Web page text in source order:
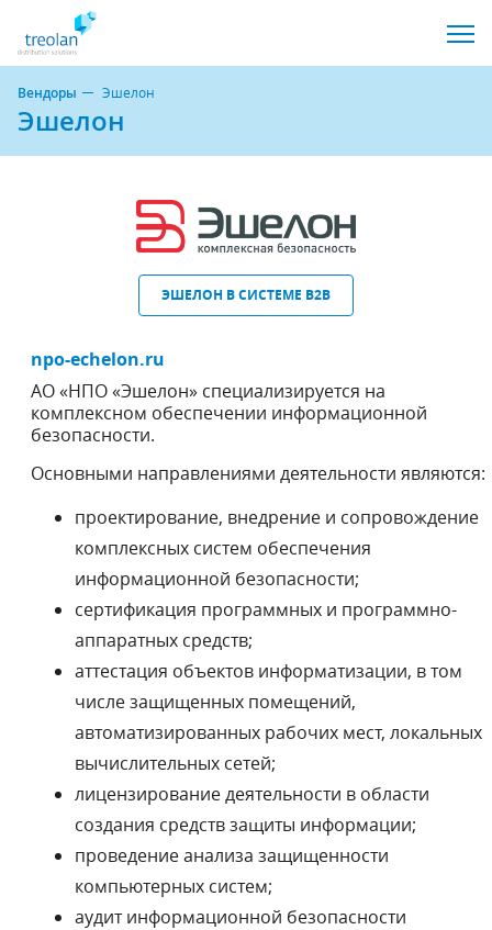
Вендоры Эшелон
Эшелон
ЭШЕЛОН В СИСТЕМЕ B2B
npo-echelon.ru
АО «НПО «Эшелон» специализируется на
комплексном обеспечении информационной
безопасности.
Основными направлениями деятельности являются:
проектирование, внедрение и сопровождение
комплексных систем обеспечения
информационной безопасности;
сертификация программных и программно-
аппаратных средств;
аттестация объектов информатизации, в том
числе защищенных помещений,
автоматизированных рабочих мест, локальных
вычислительных сетей;
лицензирование деятельности в области
создания средств защиты информации;
проведение анализа защищенности
компьютерных систем;
аудит информационной безопасности